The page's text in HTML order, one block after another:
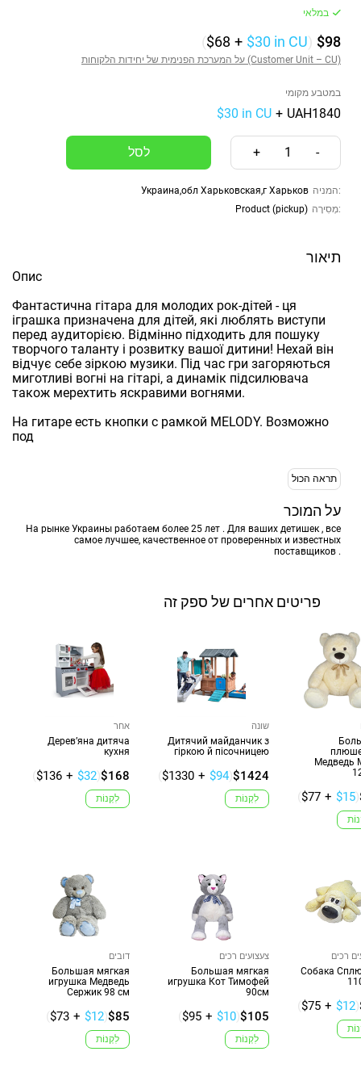
במלאי
$98
($68 + $30 in CU)
על המערכת הפנימית של יחידות הלקוחות (Customer Unit – CU)
במטבע מקומי
UAH1840
+
$30 in CU
-
1
+
המניה:
Украина,обл Харьковская,г Харьков
מְסִירָה:
Product (pickup)
תיאור
Опис
Фантастична гітара для молодих рок-дітей - ця
іграшка призначена для дітей, які люблять виступи
перед аудиторією. Відмінно підходить для пошуку
творчого таланту і розвитку вашої дитини! Нехай він
відчує себе зіркою музики. Під час гри загоряються
миготливі вогні на гітарі, а динамік підсилювача
також мерехтить яскравими вогнями.
На гитаре есть кнопки с рамкой MELODY. Возможно
под
תראה הכול
על המוכר
На рынке Украины работаем более 25 лет . Для ваших детишек , все
самое лучшее, качественное от проверенных и известных
поставщиков .
פריטים אחרים של ספק זה
אחר
Дерев’яна дитяча
кухня
$168
($136 + $32)
לִקְנוֹת
שונה
Дитячий майданчик з
гіркою й пісочницею
$1424
($1330 + $94)
לִקְנוֹת
Медведь
($77 + $15)
דובים
Большая мягкая
игрушка Медведь
Сержик 98 см
$85
($73 + $12)
לִקְנוֹת
צעצועים רכים
Большая мягкая
игрушка Кот Тимофей
90см
$105
($95 + $10)
לִקְנוֹת
רכים
Собака
($75 + $12)